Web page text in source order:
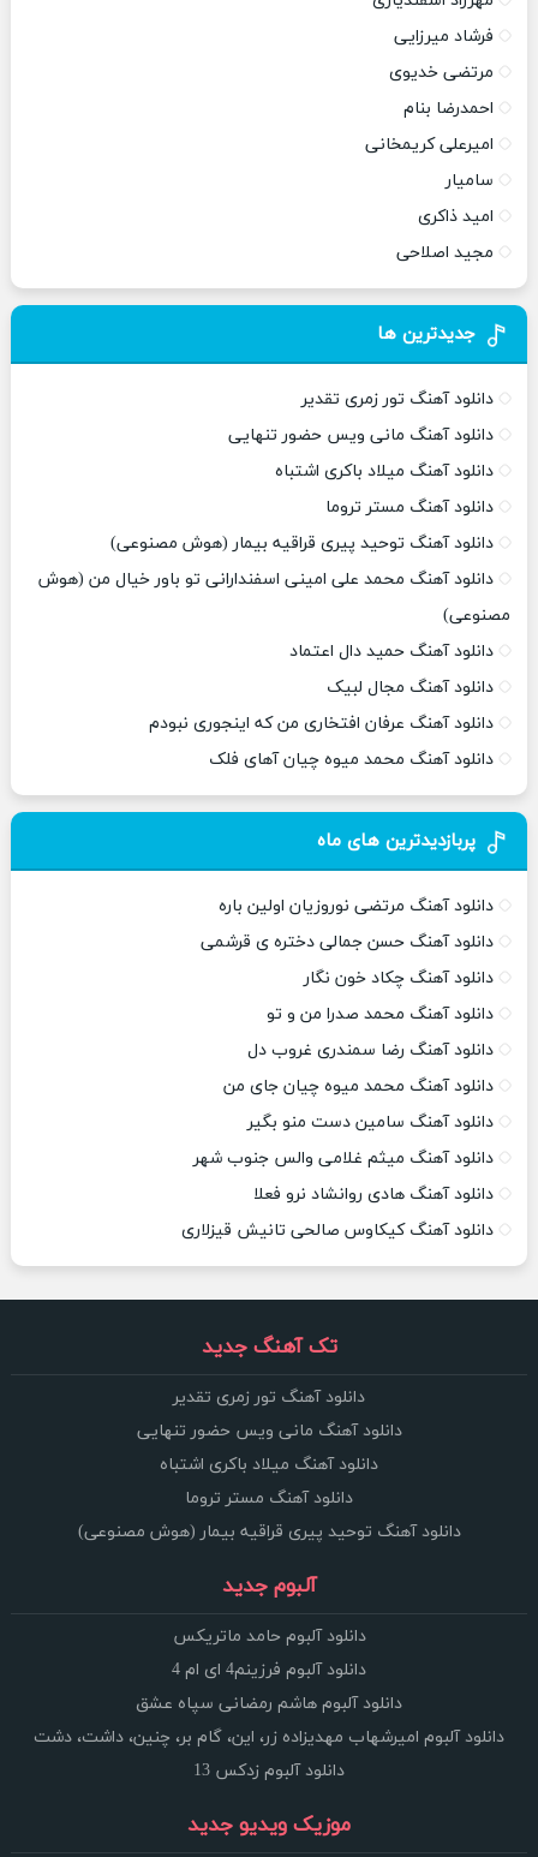
فرشاد میرزایی
مرتضی خدیوی
احمدرضا بنام
امیرعلی کریمخانی
سامیار
امید ذاکری
مجید اصلاحی
جدیدترین ها
دانلود آهنگ تور زمری تقدیر
دانلود آهنگ مانی ویس حضور تنهایی
دانلود آهنگ میلاد باکری اشتباه
دانلود آهنگ مستر تروما
دانلود آهنگ توحید پیری قراقیه بیمار (هوش مصنوعی)
دانلود آهنگ محمد علی امینی اسفندارانی تو باور خیال من (هوش
مصنوعی)
دانلود آهنگ حمید دال اعتماد
دانلود آهنگ مجال لبیک
دانلود آهنگ عرفان افتخاری من که اینجوری نبودم
دانلود آهنگ محمد میوه چیان آهای فلک
پربازدیدترین های ماه
دانلود آهنگ مرتضی نوروزیان اولین باره
دانلود آهنگ حسن جمالی دختره ی قرشمی
دانلود آهنگ چکاد خون نگار
دانلود آهنگ محمد صدرا من و تو
دانلود آهنگ رضا سمندری غروب دل
دانلود آهنگ محمد میوه چیان جای من
دانلود آهنگ سامین دست منو بگیر
دانلود آهنگ میثم غلامی والس جنوب شهر
دانلود آهنگ هادی روانشاد نرو فعلا
دانلود آهنگ کیکاوس صالحی تانیش قیزلاری
تک آهنگ جدید
دانلود آهنگ تور زمری تقدیر
دانلود آهنگ مانی ویس حضور تنهایی
دانلود آهنگ میلاد باکری اشتباه
دانلود آهنگ مستر تروما
دانلود آهنگ توحید پیری قراقیه بیمار (هوش مصنوعی)
آلبوم جدید
دانلود آلبوم حامد ماتریکس
دانلود آلبوم فرزینم4 ای ام 4
دانلود آلبوم هاشم رمضانی سپاه عشق
دانلود آلبوم امیرشهاب مهدیزاده زر، این، گام بر، چنین، داشت، دشت
دانلود آلبوم زدکس 13
موزیک ویدیو جدید